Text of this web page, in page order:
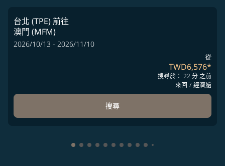
台北 (TPE)前往
澳門 (MFM)
2026/10/13 - 2026/11/10
從
TWD6,576*
搜尋於： 22 分 之前
來回 / 經濟艙
搜尋
顯示 cmp-pagination-showing-card 1
顯示 cmp-pagination-showing-card 2
顯示 cmp-pagination-showing-card
顯示 cmp-pagination-showing-
顯示 cmp-pagination-showing-
顯示 cmp-pagination-
顯示 cmp-pagination-
顯示 cmp-pagination-
顯示 cmp-pagination-
顯示 cmp-